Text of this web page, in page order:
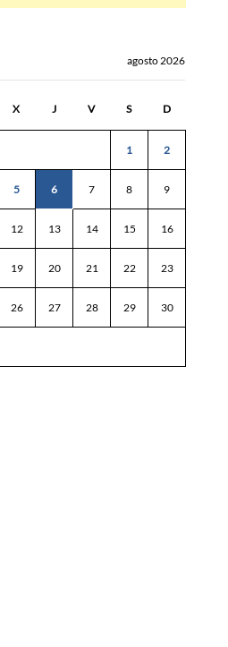
agosto 2026
X J V S D
1 2
5 6 7 8 9
12 13 14 15 16
19 20 21 22 23
26 27 28 29 30